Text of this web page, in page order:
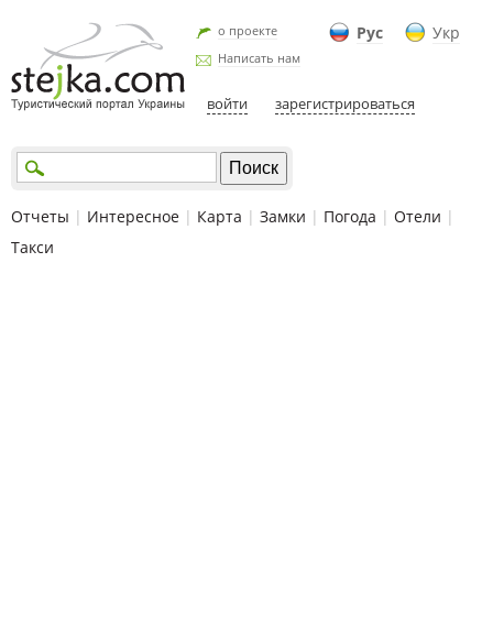
Рус Укр
о проекте
Написать нам
войти зарегистрироваться
Отчеты | Интересное | Карта | Замки | Погода | Отели |
Такси